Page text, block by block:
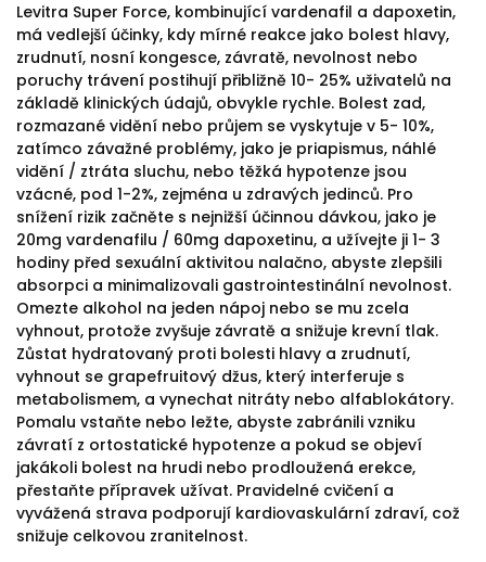
Levitra Super Force, kombinující vardenafil a dapoxetin,
má vedlejší účinky, kdy mírné reakce jako bolest hlavy,
zrudnutí, nosní kongesce, závratě, nevolnost nebo
poruchy trávení postihují přibližně 10- 25% uživatelů na
základě klinických údajů, obvykle rychle. Bolest zad,
rozmazané vidění nebo průjem se vyskytuje v 5- 10%,
zatímco závažné problémy, jako je priapismus, náhlé
vidění / ztráta sluchu, nebo těžká hypotenze jsou
vzácné, pod 1-2%, zejména u zdravých jedinců. Pro
snížení rizik začněte s nejnižší účinnou dávkou, jako je
20mg vardenafilu / 60mg dapoxetinu, a užívejte ji 1- 3
hodiny před sexuální aktivitou nalačno, abyste zlepšili
absorpci a minimalizovali gastrointestinální nevolnost.
Omezte alkohol na jeden nápoj nebo se mu zcela
vyhnout, protože zvyšuje závratě a snižuje krevní tlak.
Zůstat hydratovaný proti bolesti hlavy a zrudnutí,
vyhnout se grapefruitový džus, který interferuje s
metabolismem, a vynechat nitráty nebo alfablokátory.
Pomalu vstaňte nebo ležte, abyste zabránili vzniku
závratí z ortostatické hypotenze a pokud se objeví
jakákoli bolest na hrudi nebo prodloužená erekce,
přestaňte přípravek užívat. Pravidelné cvičení a
vyvážená strava podporují kardiovaskulární zdraví, což
snižuje celkovou zranitelnost.